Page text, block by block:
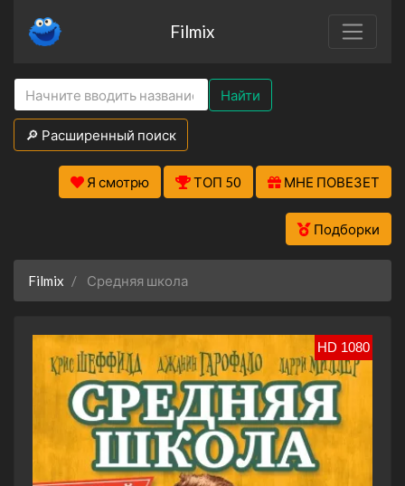
Filmix
Найти
🔎 Расширенный поиск
Я смотрю ТОП 50 МНЕ ПОВЕЗЕТ
Подборки
Filmix Средняя школа
HD 1080